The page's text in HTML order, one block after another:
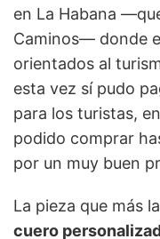
en La Habana
Caminos— donde
orientados al
esta vez sí pudo
para los turistas,
podido comprar
por un muy buen
La pieza que más
cuero